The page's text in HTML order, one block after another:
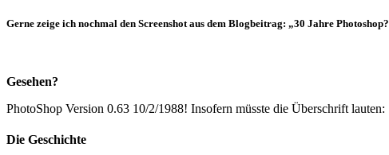
Gerne zeige ich nochmal den Screenshot aus dem Blogbeitrag: „30 Jahre
Gesehen?
PhotoShop Version 0.63 10/2/1988! Insofern müsste die Überschrift
Die Geschichte